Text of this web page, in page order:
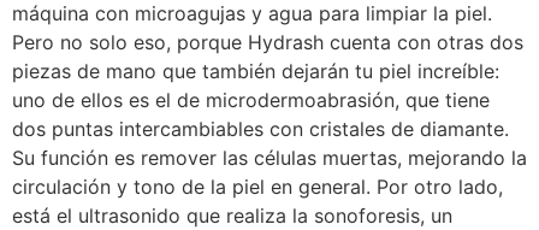
máquina con microagujas y agua para limpiar la piel.
Pero no solo eso, porque Hydrash cuenta con otras dos
piezas de mano que también dejarán tu piel increíble:
uno de ellos es el de microdermoabrasión, que tiene
dos puntas intercambiables con cristales de diamante.
Su función es remover las células muertas, mejorando la
circulación y tono de la piel en general. Por otro lado,
está el ultrasonido que realiza la sonoforesis, un